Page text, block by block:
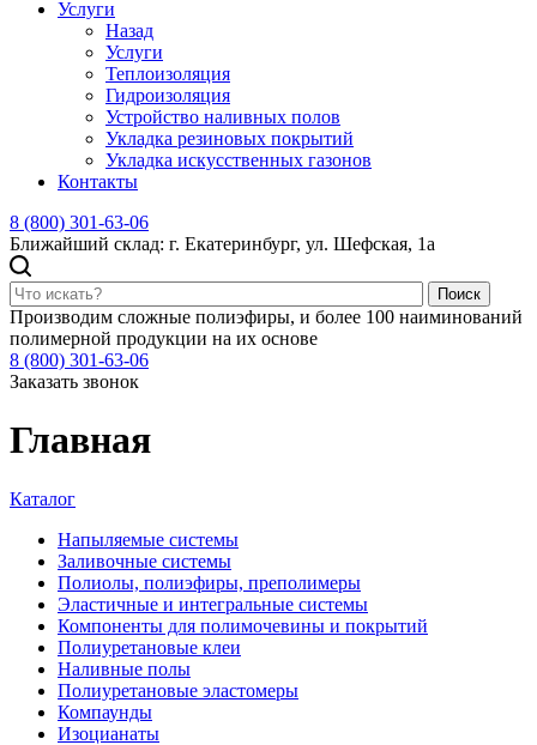
Услуги
Назад
Услуги
Теплоизоляция
Гидроизоляция
Устройство наливных полов
Укладка резиновых покрытий
Укладка искусственных газонов
Контакты
8 (800) 301-63-06
Ближайший склад: г. Екатеринбург, ул. Шефская, 1а
Поиск
Производим сложные полиэфиры, и более 100 наиминований
полимерной продукции на их основе
8 (800) 301-63-06
Заказать звонок
Главная
Каталог
Напыляемые системы
Заливочные системы
Полиолы, полиэфиры, преполимеры
Эластичные и интегральные системы
Компоненты для полимочевины и покрытий
Полиуретановые клеи
Наливные полы
Полиуретановые эластомеры
Компаунды
Изоцианаты